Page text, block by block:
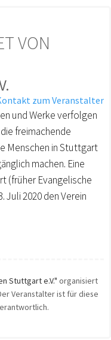
VON
zum Veranstalter
und Werke verfolgen
freimachende
Menschen in Stuttgart
machen. Eine
(früher Evangelische
2020 den Verein
Stuttgart e.V." organisiert
Veranstalter ist für diese